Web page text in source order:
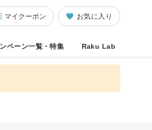
お気に入り
マイクーポン
ペーン一覧・特集 Raku Lab